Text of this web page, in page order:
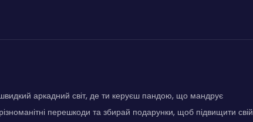
аркадний світ, де ти керуєш пандою, що мандрує
перешкоди та збирай подарунки, щоб підвищити свій